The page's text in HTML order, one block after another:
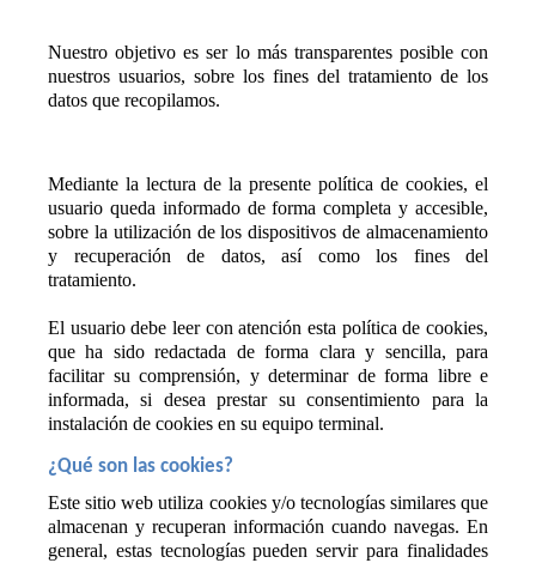
Nuestro objetivo es ser lo más transparentes posible con
nuestros usuarios, sobre los fines del tratamiento de los
datos que recopilamos.
Mediante la lectura de la presente política de cookies, el
usuario queda informado de forma completa y accesible,
sobre la utilización de los dispositivos de almacenamiento
y recuperación de datos, así como los fines del
tratamiento.
El usuario debe leer con atención esta política de cookies,
que ha sido redactada de forma clara y sencilla, para
facilitar su comprensión, y determinar de forma libre e
informada, si desea prestar su consentimiento para la
instalación de cookies en su equipo terminal.
¿Qué son las cookies?
Este sitio web utiliza cookies y/o tecnologías similares que
almacenan y recuperan información cuando navegas. En
general, estas tecnologías pueden servir para finalidades